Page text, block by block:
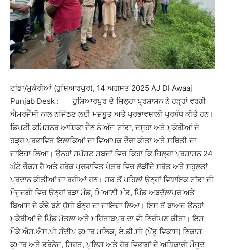
ਟਾਂਡਾ/ਮੁਕੇਰੀਆਂ (ਹੁਸ਼ਿਆਰਪੁਰ), 14 ਅਗਸਤ 2025 AJ DI Awaaj
Punjab Desk : ਹੁਸ਼ਿਆਰਪੁਰ ਦੇ ਜ਼ਿਲ੍ਹਾ ਪ੍ਰਸ਼ਾਸਨ ਨੇ ਹੜ੍ਹਾਂ ਵਰਗੀ
ਐਮਰਜੈਂਸੀ ਨਾਲ ਨਜਿੱਠਣ ਲਈ ਮਜ਼ਬੂਤ ਅਤੇ ਪ੍ਰਭਾਵਸ਼ਾਲੀ ਪ੍ਰਬੰਧ ਕੀਤੇ ਹਨ।
ਡਿਪਟੀ ਕਮਿਸ਼ਨਰ ਆਸ਼ਿਕਾ ਜੈਨ ਨੇ ਅੱਜ ਟਾਂਡਾ, ਦਸੂਹਾ ਅਤੇ ਮੁਕੇਰੀਆਂ ਦੇ
ਹੜ੍ਹ ਪ੍ਰਭਾਵਿਤ ਇਲਾਕਿਆਂ ਦਾ ਵਿਆਪਕ ਦੌਰਾ ਕੀਤਾ ਅਤੇ ਸਥਿਤੀ ਦਾ
ਜਾਇਜ਼ਾ ਲਿਆ। ਉਨ੍ਹਾਂ ਸਪੱਸ਼ਟ ਸ਼ਬਦਾਂ ਵਿਚ ਕਿਹਾ ਕਿ ਜ਼ਿਲ੍ਹਾ ਪ੍ਰਸ਼ਾਸਨ 24
ਘੰਟੇ ਚੌਕਸ ਹੈ ਅਤੇ ਹਰੇਕ ਪ੍ਰਭਾਵਿਤ ਖੇਤਰ ਵਿਚ ਲੋੜੀਂਦੇ ਸਰੋਤ ਅਤੇ ਸਹੂਲਤਾਂ
ਪ੍ਰਦਾਨ ਕੀਤੀਆਂ ਜਾ ਰਹੀਆਂ ਹਨ। ਸਭ ਤੋਂ ਪਹਿਲਾਂ ਉਨ੍ਹਾਂ ਵਿਧਾਇਕ ਟਾਂਡਾ ਦੀ
ਮੌਜੂਦਗੀ ਵਿਚ ਉਨ੍ਹਾਂ ਰੜਾ ਮੰਡ, ਮਿਆਣੀ ਮੰਡ, ਪਿੰਡ ਅਬਦੁੱਲਾਪੁਰ ਅਤੇ
ਬਿਆਸ ਦੇ ਕੰਢੇ ਬਣੇ ਧੁੱਸੀ ਬੰਨ੍ਹ ਦਾ ਜਾਇਜ਼ਾ ਲਿਆ। ਇਸ ਤੋਂ ਬਾਅਦ ਉਨ੍ਹਾਂ
ਮੁਕੇਰੀਆਂ ਦੇ ਪਿੰਡ ਮੋਤਲਾ ਅਤੇ ਮਹਿਤਾਬਪੁਰ ਦਾ ਵੀ ਨਿਰੀਖਣ ਕੀਤਾ। ਇਸ
ਮੌਕੇ ਐਸ.ਐਸ.ਪੀ ਸੰਦੀਪ ਕੁਮਾਰ ਮਲਿਕ, ਏ.ਡੀ.ਸੀ (ਪੇਂਡੂ ਵਿਕਾਸ) ਨਿਕਾਸ
ਕੁਮਾਰ ਅਤੇ ਡਰੇਨੇਜ, ਸਿਹਤ, ਪੁਲਿਸ ਅਤੇ ਹੋਰ ਵਿਭਾਗਾਂ ਦੇ ਅਧਿਕਾਰੀ ਮੌਜੂਦ